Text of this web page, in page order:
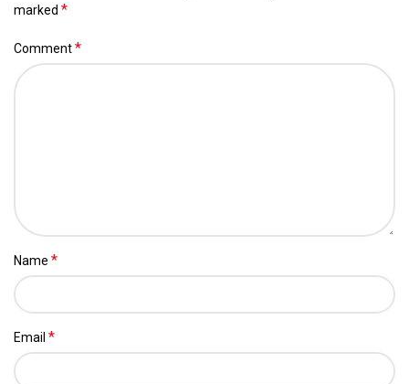
marked *
Comment*
Name *
Email *